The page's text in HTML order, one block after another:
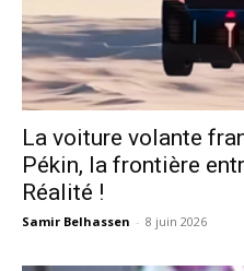
La voiture volante
Pékin, la frontière
Réalité !
Samir Belhassen - 8 juin 2026